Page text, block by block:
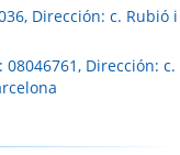
Dirección: c. Rubió i
Dirección: c.